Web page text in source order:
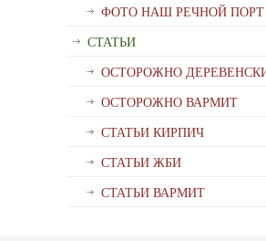
ФОТО НАШ РЕЧНОЙ ПОРТ
СТАТЬИ
ОСТОРОЖНО
ОСТОРОЖНО ВАРМИТ
СТАТЬИ КИРПИЧ
СТАТЬИ ЖБИ
СТАТЬИ ВАРМИТ